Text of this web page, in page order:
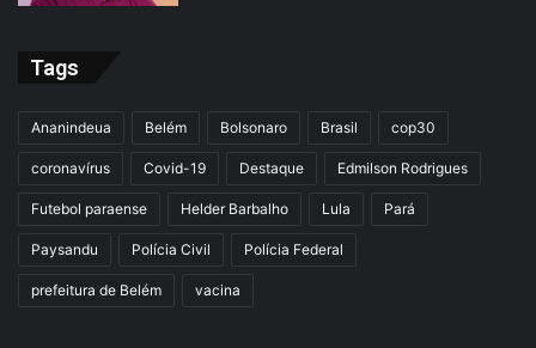
Tags
Ananindeua Belém Bolsonaro Brasil cop30
coronavírus Covid-19 Destaque Edmilson Rodrigues
Futebol paraense Helder Barbalho Lula Pará
Paysandu Polícia Civil Polícia Federal
prefeitura de Belém vacina